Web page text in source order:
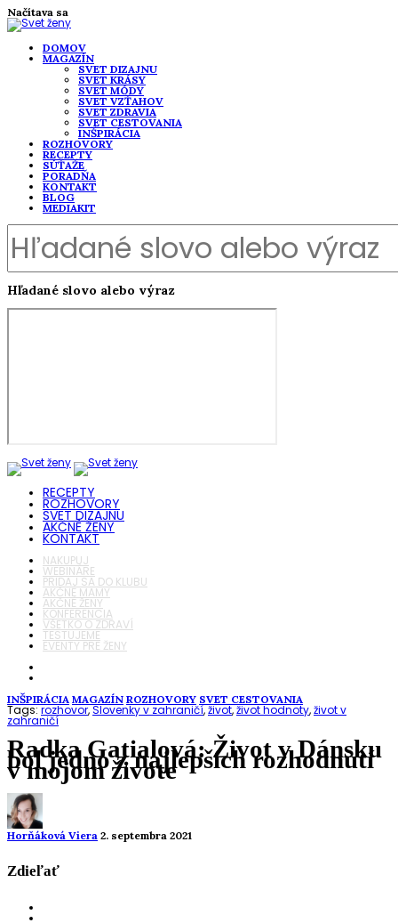
Načítava sa
DOMOV
MAGAZÍN
SVET DIZAJNU
SVET KRÁSY
SVET MÓDY
SVET VZŤAHOV
SVET ZDRAVIA
SVET CESTOVANIA
INŠPIRÁCIA
ROZHOVORY
RECEPTY
SÚŤAŽE
PORADŇA
KONTAKT
BLOG
MEDIAKIT
Hľadané slovo alebo výraz
RECEPTY
ROZHOVORY
SVET DIZAJNU
AKČNÉ ŽENY
KONTAKT
NAKUPUJ
WEBINÁRE
PRIDAJ SA DO KLUBU
AKČNÉ MAMY
AKČNÉ ŽENY
KONFERENCIA
VŠETKO O ZDRAVÍ
TESTUJEME
EVENTY PRE ŽENY
INŠPIRÁCIA MAGAZÍN ROZHOVORY SVET CESTOVANIA
Tags:rozhovor,Slovenky v zahraničí,život,život hodnoty,život v
zahraničí
Radka Gatialová: Život v Dánsku
bol jedno z najlepších rozhodnutí
v mojom živote
Horňáková Viera 2. septembra 2021
Zdieľať